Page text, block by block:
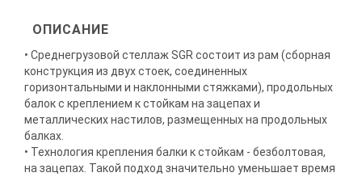
ОПИСАНИЕ
• Среднегрузовой стеллаж SGR состоит из рам (сборная
конструкция из двух стоек, соединенных
горизонтальными и наклонными стяжками), продольных
балок с креплением к стойкам на зацепах и
металлических настилов, размещенных на продольных
балках.
• Технология крепления балки к стойкам - безболтовая,
на зацепах. Такой подход значительно уменьшает время